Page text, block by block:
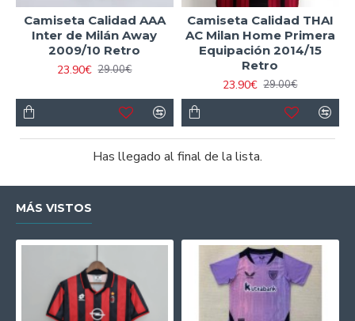
Camiseta Calidad AAA
Inter de Milán Away
2009/10 Retro
23.90€ 29.00€
Camiseta Calidad THAI
AC Milan Home Primera
Equipación 2014/15
Retro
23.90€ 29.00€
Has llegado al final de la lista.
MÁS VISTOS